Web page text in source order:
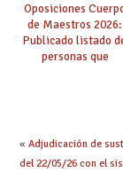
Oposiciones
de Maestros 2026:
Publicado listado
personas que
« Adjudicación de
del 22/05/26 con el